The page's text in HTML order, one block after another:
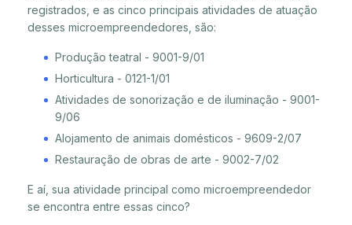
registrados, e as cinco principais atividades de atuação
desses microempreendedores, são:
Produção teatral - 9001-9/01
Horticultura - 0121-1/01
Atividades de sonorização e de iluminação - 9001-
9/06
Alojamento de animais domésticos - 9609-2/07
Restauração de obras de arte - 9002-7/02
E aí, sua atividade principal como microempreendedor
se encontra entre essas cinco?